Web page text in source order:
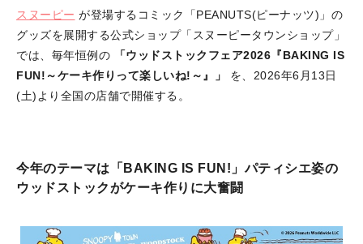
スヌーピー が登場するコミック「PEANUTS(ピーナッツ)」の
グッズを展開する公式ショップ「スヌーピータウンショップ」
では、毎年恒例の
「ウッドストックフェア2026『BAKING IS
FUN!～ケーキ作りって楽しいね!～』」
を、2026年6月13日
(土)より全国の店舗で開催する。
今年のテーマは「BAKING IS FUN!」パティシエ姿の
ウッドストックがケーキ作りに大奮闘